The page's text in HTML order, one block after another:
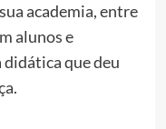
academia, entre
alunos e
que deu